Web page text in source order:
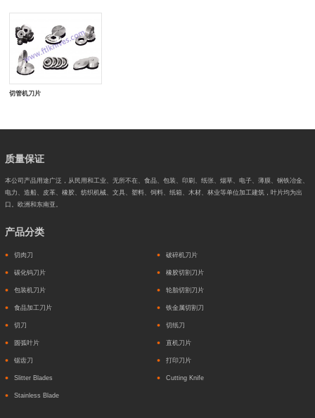
切管机刀片
质量保证
本公司产品用途广泛，从民用和工业、无所不在、食品、包装、印刷、纸张、烟草、电子、薄膜、钢铁冶金、
电力、造船、皮革、橡胶、纺织机械、文具、塑料、饲料、纸箱、木材、林业等单位加工建筑，叶片均为出
口。欧洲和东南亚。
产品分类
切肉刀 破碎机刀片
碳化钨刀片 橡胶切割刀片
包装机刀片 轮胎切割刀片
食品加工刀片 铁金属切割刀
切刀 切纸刀
圆弧叶片 直机刀片
锯齿刀 打印刀片
Slitter Blades Cutting Knife
Stainless Blade